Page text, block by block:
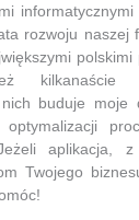
informatycznymi
rozwoju naszej
polskimi
kilkanaście
buduje moje
aplikacja, z
Twojego